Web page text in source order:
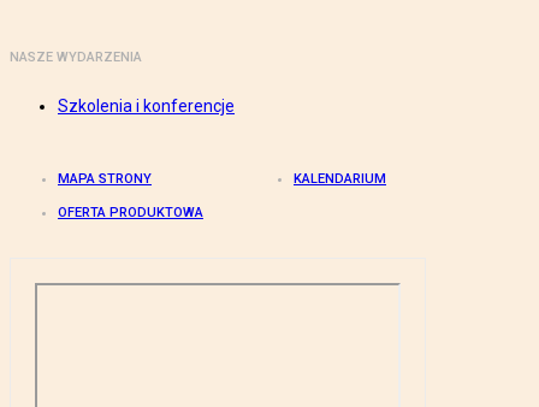
NASZE WYDARZENIA
Szkolenia i konferencje
MAPA STRONY KALENDARIUM
OFERTA PRODUKTOWA